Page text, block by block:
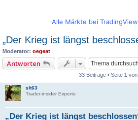
Alle Märkte bei
„Der Krieg ist längst
Moderator: oegeat
Antworten
33 Beiträge • Seite 1 von
slt63
Trader-insider Experte
„Der Krieg ist längst